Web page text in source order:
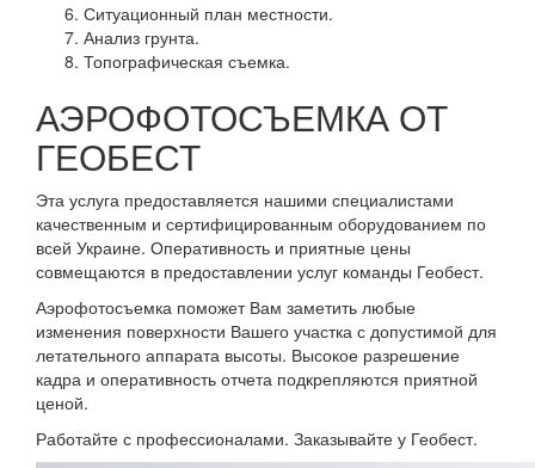
Ситуационный план местности.
Анализ грунта.
Топографическая съемка.
АЭРОФОТОСЪЕМКА ОТ
ГЕОБЕСТ
Эта услуга предоставляется нашими специалистами
качественным и сертифицированным оборудованием по
всей Украине. Оперативность и приятные цены
совмещаются в предоставлении услуг команды Геобест.
Аэрофотосъемка поможет Вам заметить любые
изменения поверхности Вашего участка с допустимой для
летательного аппарата высоты. Высокое разрешение
кадра и оперативность отчета подкрепляются приятной
ценой.
Работайте с профессионалами. Заказывайте у Геобест.